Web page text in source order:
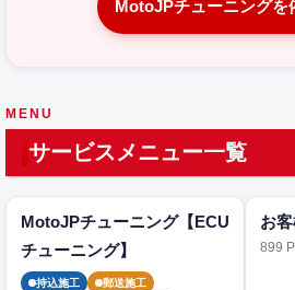
MotoJPチューニング
MENU
サービスメニュー一覧
MotoJPチューニング【ECU
チューニング】
持込施工
郵送施工
お
899